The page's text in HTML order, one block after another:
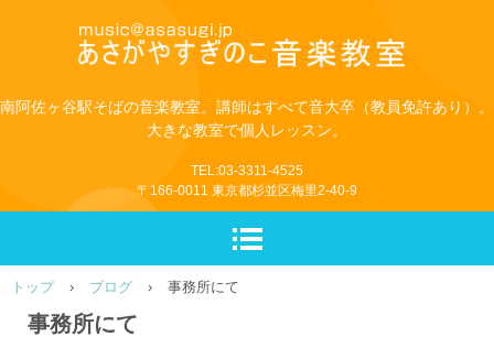
南阿佐ヶ谷駅そばの音楽教室。講師はすべて音大卒（教員免許あり）。
大きな教室で個人レッスン。
TEL:03-3311-4525
〒166-0011 東京都杉並区梅里2-40-9
トップ › ブログ › 事務所にて
事務所にて